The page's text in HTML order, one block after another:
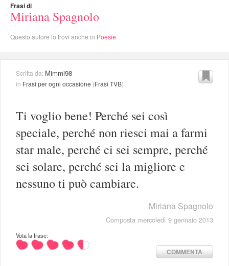
Frasi di
Miriana Spagnolo
Questo autore lo trovi anche in Poesie
Scritta da: Mimmi98
in Frasi per ogni occasione (Frasi TVB)
Ti voglio bene! Perché sei così
speciale, perché non riesci mai a farmi
star male, perché ci sei sempre, perché
sei solare, perché sei la migliore e
nessuno ti può cambiare.
Miriana Spagnolo
Composta mercoledì 9 gennaio 2013
Vota la frase:
COMMENTA